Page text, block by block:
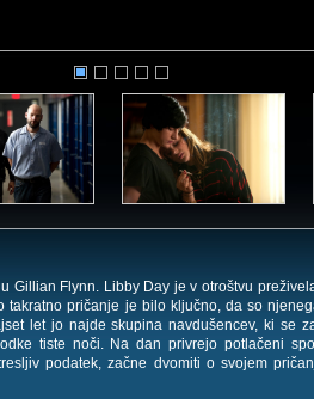
Gillian Flynn. Libby Day je v otroštvu
takratno pričanje je bilo ključno, da so
let jo najde skupina navdušencev, ki se
tiste noči. Na dan privrejo potlačeni
podatek, začne dvomiti o svojem